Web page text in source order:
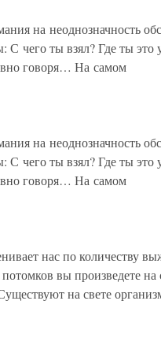
на неоднозначность
чего ты взял? Где ты это
говоря… На самом
на неоднозначность
чего ты взял? Где ты это
говоря… На самом
нас по количеству
вы произведете на
на свете